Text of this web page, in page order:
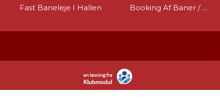
Fast Baneleje I Hallen
Booking Af Baner / Kontingent